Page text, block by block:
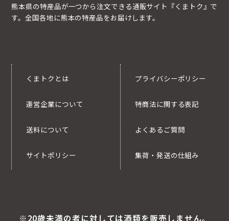
熊本県の特産品が一つから注文できる通販サイト『くまトク』で
す。全国各地に熊本の特産品をお届けします。
くまトクとは
運営企業について
送料について
サイトポリシー
プライバシーポリシー
特商法に関する表記
よくあるご質問
集荷・発送の仕組み
※20歳未満の者に対しては酒類を販売しません。